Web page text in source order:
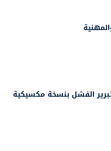
الفشل بنسخة مكسيكية